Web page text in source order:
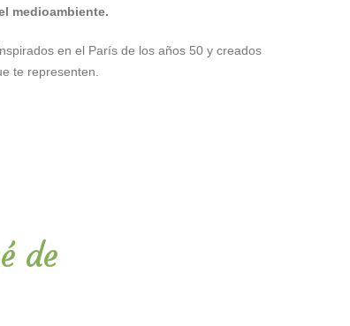
medioambiente.
en el París de los años 50 y creados
te representen.
de